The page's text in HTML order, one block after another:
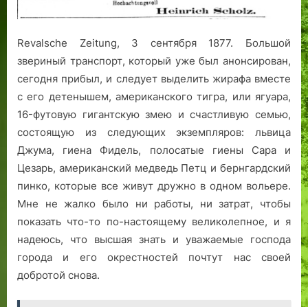
Revalsche Zeitung, 3 сентября 1877. Большой
звериный транспорт, который уже был анонсирован,
сегодня прибыл, и следует выделить жирафа вместе
с его детенышем, американского тигра, или ягуара,
16-футовую гигантскую змею и счастливую семью,
состоящую из следующих экземпляров: львица
Джума, гиена Фидель, полосатые гиены Сара и
Цезарь, американский медведь Петц и бернгардский
пинко, которые все живут дружно в одном вольере.
Мне не жалко было ни работы, ни затрат, чтобы
показать что-то по-настоящему великолепное, и я
надеюсь, что высшая знать и уважаемые господа
города и его окрестностей почтут нас своей
добротой снова.